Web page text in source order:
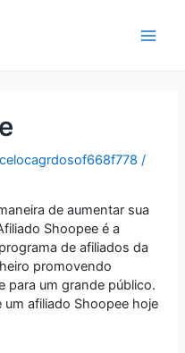
/
de aumentar sua
Shoopee é a
de afiliados da
promovendo
para um grande público.
afiliado Shoopee hoje